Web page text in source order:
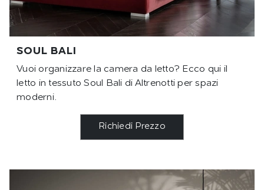
SOUL BALI
Vuoi organizzare la camera da letto? Ecco qui il
letto in tessuto Soul Bali di Altrenotti per spazi
moderni.
Richiedi Prezzo